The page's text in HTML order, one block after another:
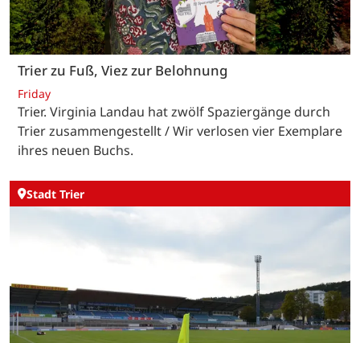
Trier zu Fuß, Viez zur Belohnung
Friday
Trier. Virginia Landau hat zwölf Spaziergänge durch
Trier zusammengestellt / Wir verlosen vier Exemplare
ihres neuen Buchs.
Stadt Trier